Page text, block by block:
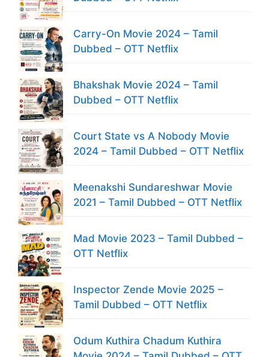
Carry-On Movie 2024 – Tamil
Dubbed – OTT Netflix
Bhakshak Movie 2024 – Tamil
Dubbed – OTT Netflix
Court State vs A Nobody Movie
2024 – Tamil Dubbed – OTT Netflix
Meenakshi Sundareshwar Movie
2021 – Tamil Dubbed – OTT Netflix
Mad Movie 2023 – Tamil Dubbed –
OTT Netflix
Inspector Zende Movie 2025 –
Tamil Dubbed – OTT Netflix
Odum Kuthira Chadum Kuthira